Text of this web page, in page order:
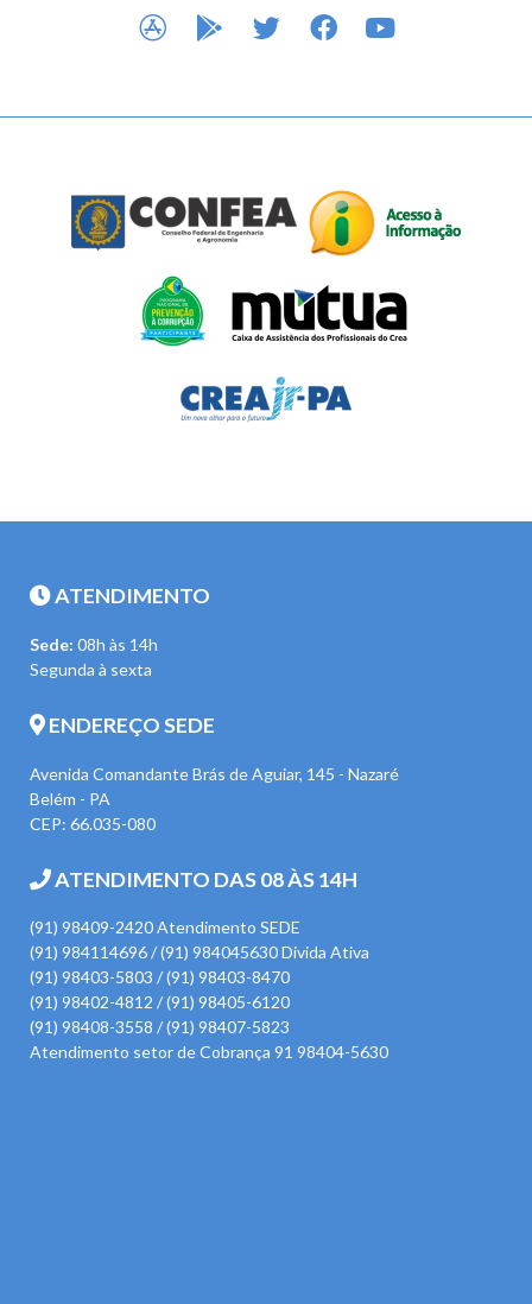
APP STOREGOOGLE PLAY
TWITTERFACEBOOK
ATENDIMENTO
Sede: 08h às 14h
Segunda à sexta
ENDEREÇO SEDE
Avenida Comandante Brás de Aguiar, 145 - Nazaré
Belém - PA
CEP: 66.035-080
ATENDIMENTO DAS 08 ÀS 14H
(91) 98409-2420 Atendimento SEDE
(91) 984114696 / (91) 984045630 Divida Ativa
(91) 98403-5803 / (91) 98403-8470
(91) 98402-4812 / (91) 98405-6120
(91) 98408-3558 / (91) 98407-5823
Atendimento setor de Cobrança 91 98404-5630